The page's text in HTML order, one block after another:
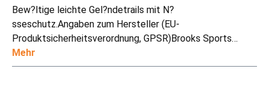
Bew?ltige leichte Gel?ndetrails mit N?
sseschutz.Angaben zum Hersteller (EU-
Produktsicherheitsverordnung, GPSR)Brooks Sports…
Mehr